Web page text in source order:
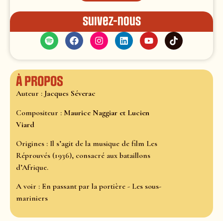
Suivez-nous
À propos
Auteur : Jacques Séverac
Compositeur : Maurice Naggiar et Lucien
Viard
Origines : Il s’agit de la musique de film Les
Réprouvés (1936), consacré aux bataillons
d’Afrique.
A voir : En passant par la portière - Les sous-
mariniers